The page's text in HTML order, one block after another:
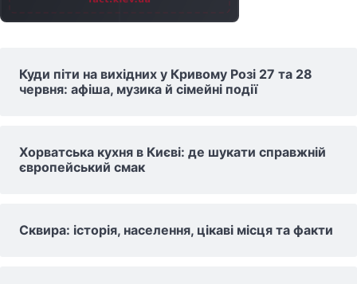
Куди піти на вихідних у Кривому Розі 27 та 28
червня: афіша, музика й сімейні події
Хорватська кухня в Києві: де шукати справжній
європейський смак
Сквира: історія, населення, цікаві місця та факти